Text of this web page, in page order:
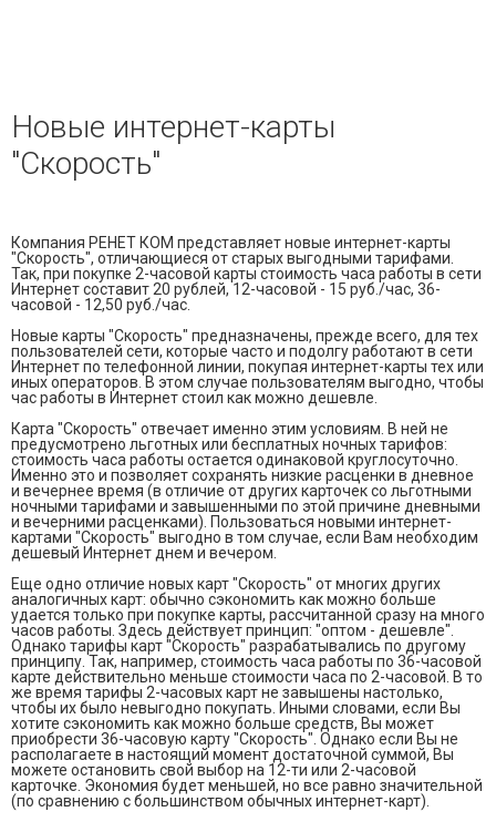
— Пожарная сигнализация
Новые интернет-карты
"Скорость"
Компания РЕНЕТ КОМ представляет новые интернет-карты
"Скорость", отличающиеся от старых выгодными тарифами.
Так, при покупке 2-часовой карты стоимость часа работы в сети
Интернет составит 20 рублей, 12-часовой - 15 руб./час, 36-
часовой - 12,50 руб./час.
Новые карты "Скорость" предназначены, прежде всего, для тех
пользователей сети, которые часто и подолгу работают в сети
Интернет по телефонной линии, покупая интернет-карты тех или
иных операторов. В этом случае пользователям выгодно, чтобы
час работы в Интернет стоил как можно дешевле.
Карта "Скорость" отвечает именно этим условиям. В ней не
предусмотрено льготных или бесплатных ночных тарифов:
стоимость часа работы остается одинаковой круглосуточно.
Именно это и позволяет сохранять низкие расценки в дневное
и вечернее время (в отличие от других карточек со льготными
ночными тарифами и завышенными по этой причине дневными
и вечерними расценками). Пользоваться новыми интернет-
картами "Скорость" выгодно в том случае, если Вам необходим
дешевый Интернет днем и вечером.
Еще одно отличие новых карт "Скорость" от многих других
аналогичных карт: обычно сэкономить как можно больше
удается только при покупке карты, рассчитанной сразу на много
часов работы. Здесь действует принцип: "оптом - дешевле".
Однако тарифы карт "Скорость" разрабатывались по другому
принципу. Так, например, стоимость часа работы по 36-часовой
карте действительно меньше стоимости часа по 2-часовой. В то
же время тарифы 2-часовых карт не завышены настолько,
чтобы их было невыгодно покупать. Иными словами, если Вы
хотите сэкономить как можно больше средств, Вы может
приобрести 36-часовую карту "Скорость". Однако если Вы не
располагаете в настоящий момент достаточной суммой, Вы
можете остановить свой выбор на 12-ти или 2-часовой
карточке. Экономия будет меньшей, но все равно значительной
(по сравнению с большинством обычных интернет-карт).